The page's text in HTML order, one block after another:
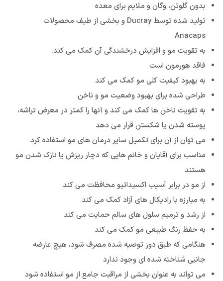
بدون گلوتن، وگان و ملایم برای معده
تولید شده توسط Ducray و بخشی از طیف محصولات
Anacaps
به تقویت مو و افزایش درخشندگی آن کمک می کند.
فاقد هورمون است
به بهبود کیفیت کلی مو کمک می کند
طراحی شده برای بهبود وضعیت مو و ناخن
به تقویت ناخن ها کمک می کند و آنها را کمتر در معرض تراشه،
پوسته شدن یا شکستن قرار می دهد
می توان از آن برای تکمیل سایر درمان های مو استفاده کرد
مناسب برای آقایان و خانم هایی که دچار ریزش یا نازک شدن مو
هستند
از مو در برابر آسیب اکسیداتیو محافظت می کند
به مبارزه با رادیکال های آزاد کمک می کند
از رشد و ترمیم سلول های سالم حمایت می کند
به حفظ رنگ طبیعی مو کمک می کند
هنگامی که طبق دوز توصیه شده مصرف شود، هیچ عارضه
جانبی شناخته شده ای وجود ندارد
می تواند به عنوان بخشی از مراقبت جامع از مو استفاده شود